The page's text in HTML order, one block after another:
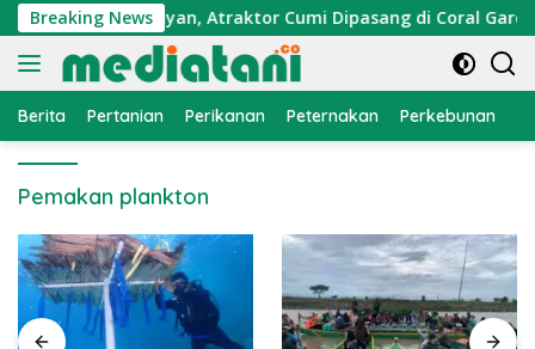
Langsung
ke
konten
Breaking News
Ekonomi Nelayan, Atraktor Cumi Dipasang di Coral Garden
Berita Pertanian Perikanan Peternakan Perkebunan
Pemakan plankton